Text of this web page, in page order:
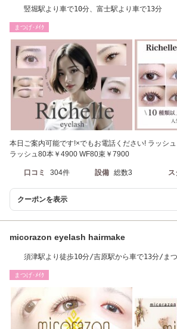
竪堀駅より車で10分、富士駅より車で13分
まつげ･ﾒｲｸ
本日ご案内可能です!×でもお電話ください! ラッシ
ラッシュ80本￥4900 WF80束￥7900
口コミ 304件 設備 総数3 ス
クーポンを表示
micorazon eyelash hairmake
須津駅より徒歩10分/吉原駅から車で13分/ま
まつげ･ﾒｲｸ